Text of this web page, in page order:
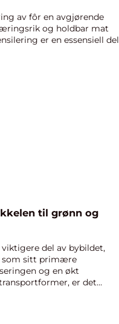
av fôr en avgjørende
og holdbar mat
er en essensiell del
til grønn og
del av bybildet,
som sitt primære
og en økt
er det